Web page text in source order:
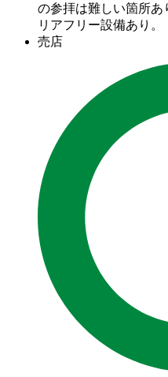
の参拝は難しい箇所
リアフリー設備あり。
売店